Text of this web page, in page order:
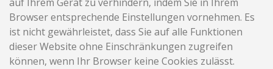
Browser entsprechende Einstellungen vornehmen. Es
ist nicht gewährleistet, dass Sie auf alle Funktionen
dieser Website ohne Einschränkungen zugreifen
können, wenn Ihr Browser keine Cookies zulässt.